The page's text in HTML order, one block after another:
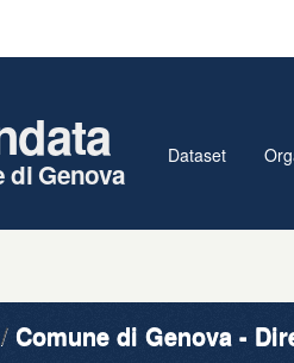
di Genova
Dataset
Comune di Genova -